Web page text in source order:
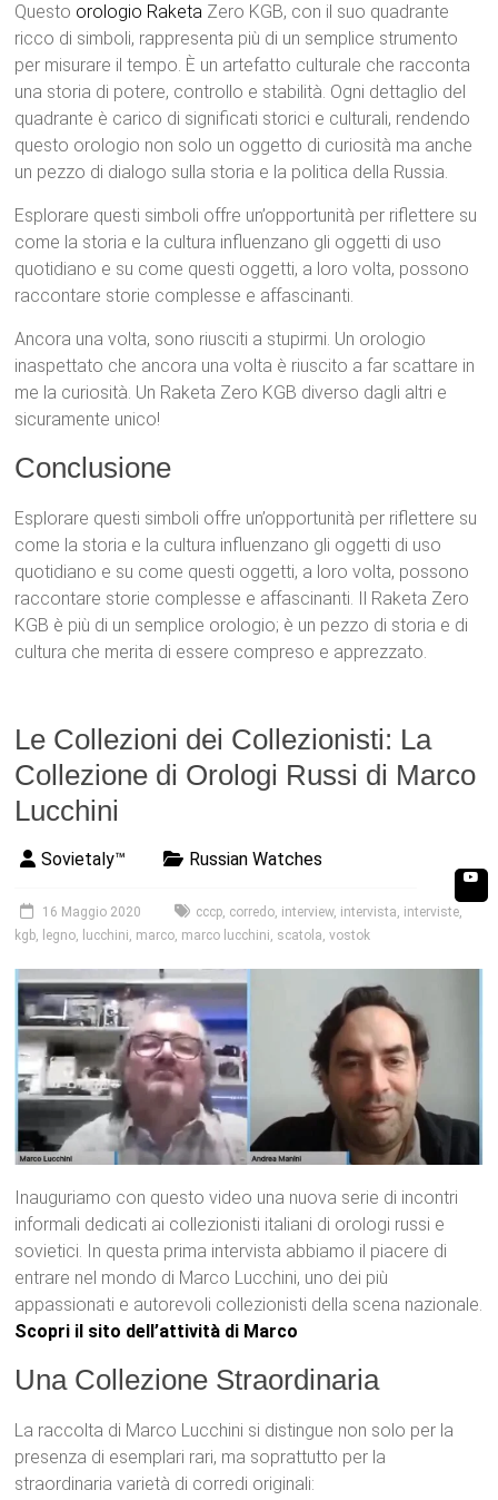
Questo orologio Raketa Zero KGB, con il suo quadrante
ricco di simboli, rappresenta più di un semplice strumento
per misurare il tempo. È un artefatto culturale che racconta
una storia di potere, controllo e stabilità. Ogni dettaglio del
quadrante è carico di significati storici e culturali, rendendo
questo orologio non solo un oggetto di curiosità ma anche
un pezzo di dialogo sulla storia e la politica della Russia.
Esplorare questi simboli offre un’opportunità per riflettere su
come la storia e la cultura influenzano gli oggetti di uso
quotidiano e su come questi oggetti, a loro volta, possono
raccontare storie complesse e affascinanti.
Ancora una volta, sono riusciti a stupirmi. Un orologio
inaspettato che ancora una volta è riuscito a far scattare in
me la curiosità. Un Raketa Zero KGB diverso dagli altri e
sicuramente unico!
Conclusione
Esplorare questi simboli offre un’opportunità per riflettere su
come la storia e la cultura influenzano gli oggetti di uso
quotidiano e su come questi oggetti, a loro volta, possono
raccontare storie complesse e affascinanti. Il Raketa Zero
KGB è più di un semplice orologio; è un pezzo di storia e di
cultura che merita di essere compreso e apprezzato.
Le Collezioni dei Collezionisti: La
Collezione di Orologi Russi di Marco
Lucchini
Sovietaly™ Russian Watches
16 Maggio 2020 cccp, corredo, interview, intervista, interviste,
kgb, legno, lucchini, marco, marco lucchini, scatola,vostok
Inauguriamo con questo video una nuova serie di incontri
informali dedicati ai collezionisti italiani di orologi russi e
sovietici. In questa prima intervista abbiamo il piacere di
entrare nel mondo di Marco Lucchini, uno dei più
appassionati e autorevoli collezionisti della scena nazionale.
Scopri il sito dell’attività di Marco
Una Collezione Straordinaria
La raccolta di Marco Lucchini si distingue non solo per la
presenza di esemplari rari, ma soprattutto per la
straordinaria varietà di corredi originali: